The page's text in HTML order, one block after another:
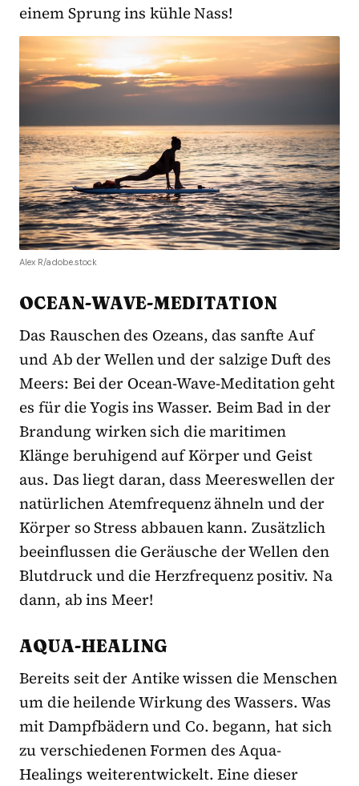
einem Sprung ins kühle Nass!
Alex R/adobe.stock
OCEAN-WAVE-MEDITATION
Das Rauschen des Ozeans, das sanfte Auf
und Ab der Wellen und der salzige Duft des
Meers: Bei der Ocean-Wave-Meditation geht
es für die Yogis ins Wasser. Beim Bad in der
Brandung wirken sich die maritimen
Klänge beruhigend auf Körper und Geist
aus. Das liegt daran, dass Meereswellen der
natürlichen Atemfrequenz ähneln und der
Körper so Stress abbauen kann. Zusätzlich
beeinflussen die Geräusche der Wellen den
Blutdruck und die Herzfrequenz positiv. Na
dann, ab ins Meer!
AQUA-HEALING
Bereits seit der Antike wissen die Menschen
um die heilende Wirkung des Wassers. Was
mit Dampfbädern und Co. begann, hat sich
zu verschiedenen Formen des Aqua-
Healings weiterentwickelt. Eine dieser